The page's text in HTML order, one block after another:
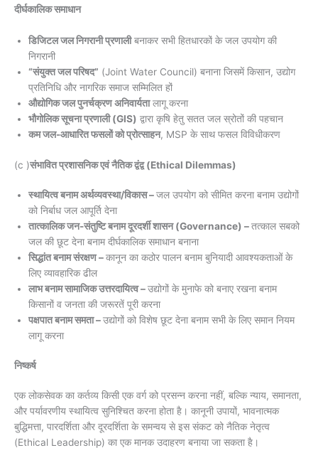
दीर्घकालिक समाधान
डिजिटल जल निगरानी प्रणालीबनाकर सभी हितधारकों के जल उपयोग की
निगरानी
“संयुक्त जल परिषद” (Joint Water Council) बनाना जिसमें किसान, उद्योग
प्रतिनिधि और नागरिक समाज सम्मिलित हों
औद्योगिक जल पुनर्चक्रण अनिवार्यतालागू करना
भौगोलिक सूचना प्रणाली (GIS) द्वारा कृषि हेतु सतत जल स्रोतों की पहचान
कम जल-आधारित फसलों को प्रोत्साहन, MSP के साथ फसल विविधीकरण
(c )संभावित प्रशासनिक एवं नैतिक द्वंद्व (Ethical Dilemmas)
स्थायित्व बनाम अर्थव्यवस्था/विकास –जल उपयोग को सीमित करना बनाम उद्योगों
को निर्बाध जल आपूर्ति देना
तात्कालिक जन-संतुष्टि बनाम दूरदर्शी शासन (Governance) –तत्काल सबको
जल की छूट देना बनाम दीर्घकालिक समाधान बनाना
सिद्धांत बनाम संरक्षण –कानून का कठोर पालन बनाम बुनियादी आवश्यकताओं के
लिए व्यावहारिक ढील
लाभ बनाम सामाजिक उत्तरदायित्व –उद्योगों के मुनाफे को बनाए रखना बनाम
किसानों व जनता की जरूरतें पूरी करना
पक्षपात बनाम समता –उद्योगों को विशेष छूट देना बनाम सभी के लिए समान नियम
लागू करना
निष्कर्ष
एक लोकसेवक का कर्तव्य किसी एक वर्ग को प्रसन्न करना नहीं, बल्कि न्याय, समानता,
और पर्यावरणीय स्थायित्व सुनिश्चित करना होता है। कानूनी उपायों, भावनात्मक
बुद्धिमत्ता, पारदर्शिता और दूरदर्शिता के समन्वय से इस संकट को नैतिक नेतृत्व
(Ethical Leadership) का एक मानक उदाहरण बनाया जा सकता है।